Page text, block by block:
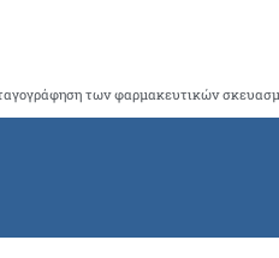
των φαρμακευτικών